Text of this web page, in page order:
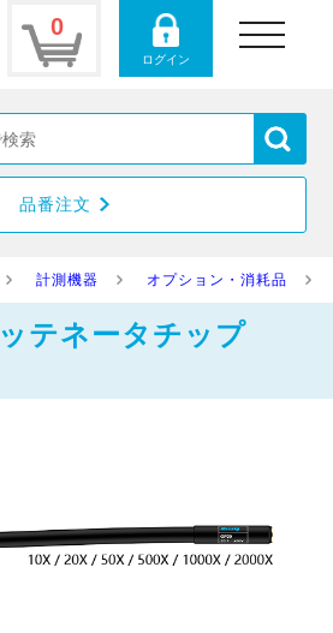
0
ログイン
toggle
navigation
品番注文
計測機器 オプション・消耗品
テネータチップ